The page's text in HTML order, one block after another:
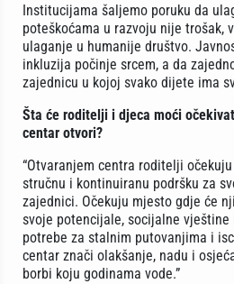
Institucijama šaljemo poruku da
poteškoćama u razvoju nije trošak,
ulaganje u humanije društvo.
inkluzija počinje srcem, a da
zajednicu u kojoj svako dijete ima
Šta će roditelji i djeca moći
centar otvori?
“Otvaranjem centra roditelji
stručnu i kontinuiranu podršku za
zajednici. Očekuju mjesto gdje će
svoje potencijale, socijalne
potrebe za stalnim putovanjima i
centar znači olakšanje, nadu i
borbi koju godinama vode.”